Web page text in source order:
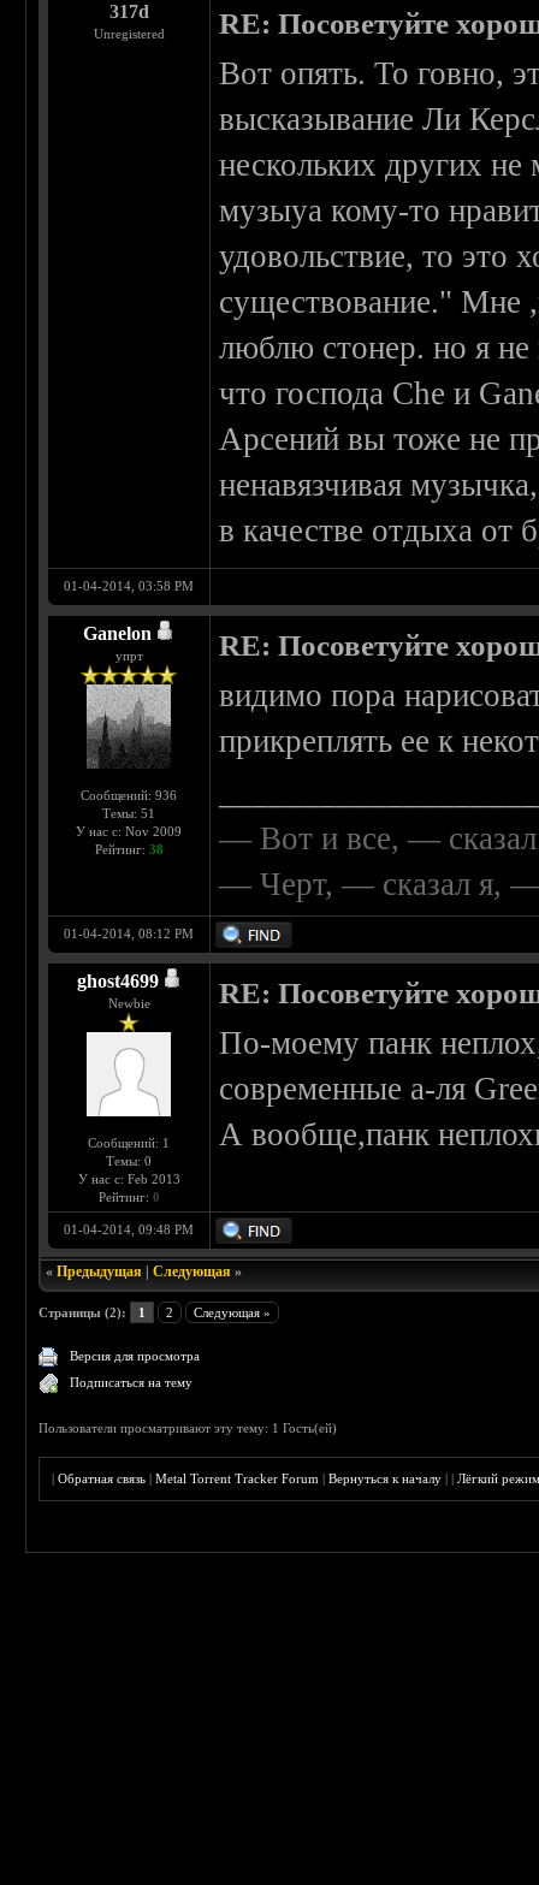
317d
Unregistered RE: Посоветуйте
Вот опять. То говно,
высказывание Ли
нескольких других
музыуа кому-то
удовольствие, то это
существование." Мне
люблю стонер. но я не
что господа Che и
Арсений вы тоже не
ненавязчивая
в качестве отдыха от
01-04-2014, 03:58 PM
Ganelon
упрт
Сообщений: 936
Темы: 51
У нас с: Nov 2009
Рейтинг: 38
RE: Посоветуйте
видимо пора
прикреплять ее к
— Вот и все, —
— Черт, — сказал я, —
01-04-2014, 08:12 PM
ghost4699
Newbie
Сообщений: 1
Темы: 0
У нас с: Feb 2013
Рейтинг: 0
RE: Посоветуйте
По-моему панк
современные а-ля
А вообще,панк
01-04-2014, 09:48 PM
«Предыдущая |Следующая »
Страницы (2): 1 2 Следующая »
Версия для просмотра
Подписаться на тему
Пользователи просматривают эту тему: 1 Гость(ей)
|Обратная связь |Metal Torrent Tracker Forum |Вернуться к началу ||Лёгкий